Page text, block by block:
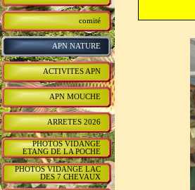
comité
APN NATURE
ACTIVITES APN
APN MOUCHE
ARRETES 2026
PHOTOS VIDANGE
ETANG DE LA POCHE
PHOTOS VIDANGE LAC
DES 7 CHEVAUX